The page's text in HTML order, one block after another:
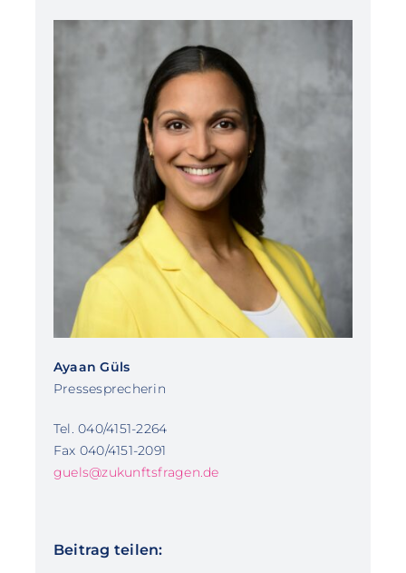
Ayaan Güls
Pressesprecherin
Tel. 040/4151-2264
Fax 040/4151-2091
guels@zukunftsfragen.de
Beitrag teilen: